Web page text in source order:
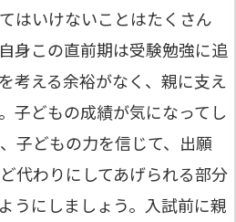
はいけないことはたくさん
身この直前期は受験勉強に追
考える余裕がなく、親に支え
子どもの成績が気になってし
子どもの力を信じて、出願
代わりにしてあげられる部分
うにしましょう。入試前に親